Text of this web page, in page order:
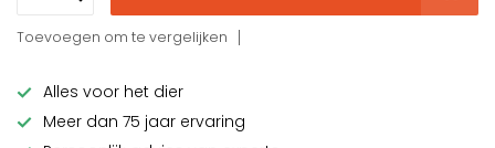
Toevoegen om te vergelijken
Alles voor het dier
Meer dan 75 jaar ervaring